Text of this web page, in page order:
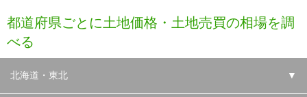
都道府県ごとに土地価格・土地売買の相場を調
べる
北海道・東北 ▼